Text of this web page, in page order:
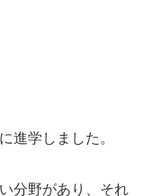
進学しました。
分野があり、それ